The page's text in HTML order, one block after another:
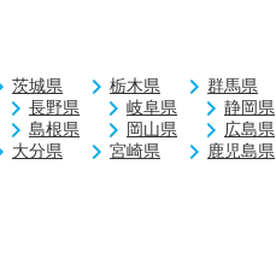
茨城県 栃木県 群馬県
長野県 岐阜県 静岡県
島根県 岡山県 広島県
大分県 宮崎県 鹿児島県